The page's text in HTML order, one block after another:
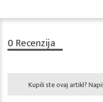
0 Recenzija
Kupili ste ovaj artikl?